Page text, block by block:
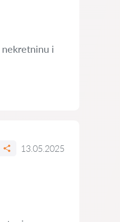
nekretninu i
13.05.2025